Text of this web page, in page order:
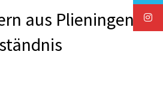
aus Plieningen